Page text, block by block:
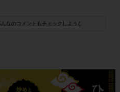
なのコメントもチェックしよう♪